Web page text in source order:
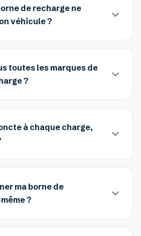
de recharge ne
véhicule ?
toutes les marques de
?
à chaque charge,
ma borne de
?